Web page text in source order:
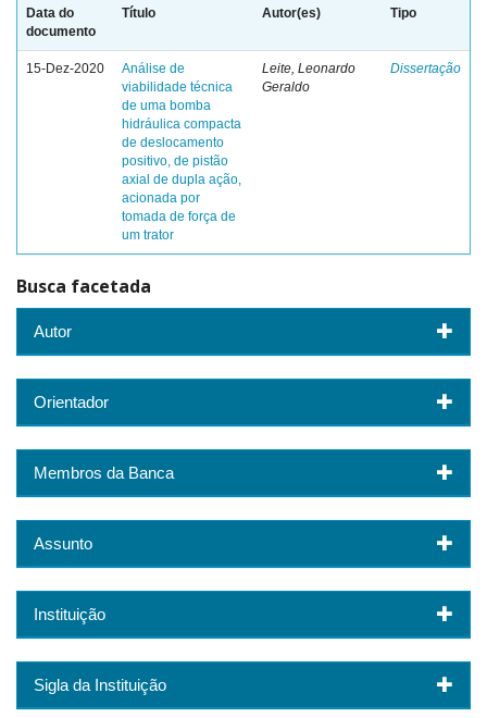
Data do
documento
Título Autor(es) Tipo
15-Dez-2020
Análise de
viabilidade técnica
de uma bomba
hidráulica compacta
de deslocamento
positivo, de pistão
axial de dupla ação,
acionada por
tomada de força de
um trator
Leite, Leonardo
Geraldo
Dissertação
Busca facetada
Autor
Orientador
Membros da Banca
Assunto
Instituição
Sigla da Instituição